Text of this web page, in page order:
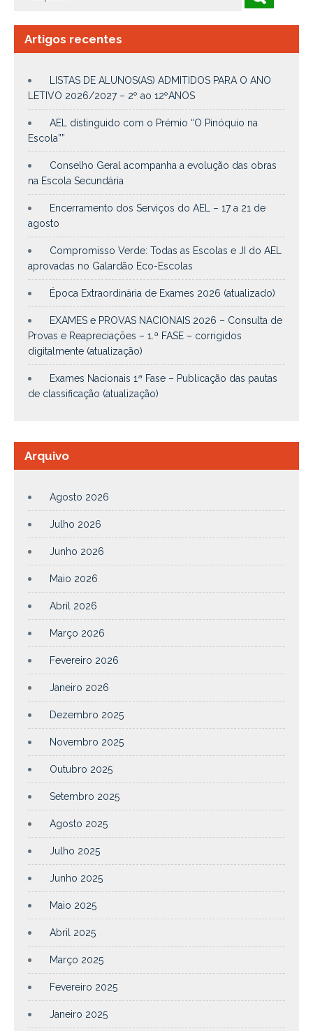
Artigos recentes
LISTAS DE ALUNOS(AS) ADMITIDOS PARA O ANO
LETIVO 2026/2027 – 2º ao 12ºANOS
AEL distinguido com o Prémio “O Pinóquio na
Escola””
Conselho Geral acompanha a evolução das obras
na Escola Secundária
Encerramento dos Serviços do AEL – 17 a 21 de
agosto
Compromisso Verde: Todas as Escolas e JI do AEL
aprovadas no Galardão Eco-Escolas
Época Extraordinária de Exames 2026 (atualizado)
EXAMES e PROVAS NACIONAIS 2026 – Consulta de
Provas e Reapreciações – 1.ª FASE – corrigidos
digitalmente (atualização)
Exames Nacionais 1ª Fase – Publicação das pautas
de classificação (atualização)
Arquivo
Agosto 2026
Julho 2026
Junho 2026
Maio 2026
Abril 2026
Março 2026
Fevereiro 2026
Janeiro 2026
Dezembro 2025
Novembro 2025
Outubro 2025
Setembro 2025
Agosto 2025
Julho 2025
Junho 2025
Maio 2025
Abril 2025
Março 2025
Fevereiro 2025
Janeiro 2025